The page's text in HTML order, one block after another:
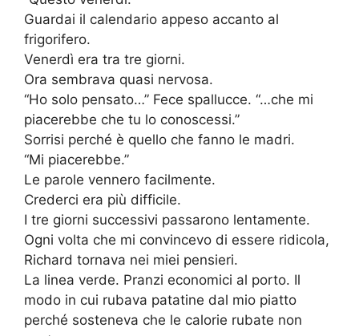
Guardai il calendario appeso accanto al
frigorifero.
Venerdì era tra tre giorni.
Ora sembrava quasi nervosa.
“Ho solo pensato…” Fece spallucce. “…che mi
piacerebbe che tu lo conoscessi.”
Sorrisi perché è quello che fanno le madri.
“Mi piacerebbe.”
Le parole vennero facilmente.
Crederci era più difficile.
I tre giorni successivi passarono lentamente.
Ogni volta che mi convincevo di essere ridicola,
Richard tornava nei miei pensieri.
La linea verde. Pranzi economici al porto. Il
modo in cui rubava patatine dal mio piatto
perché sosteneva che le calorie rubate non